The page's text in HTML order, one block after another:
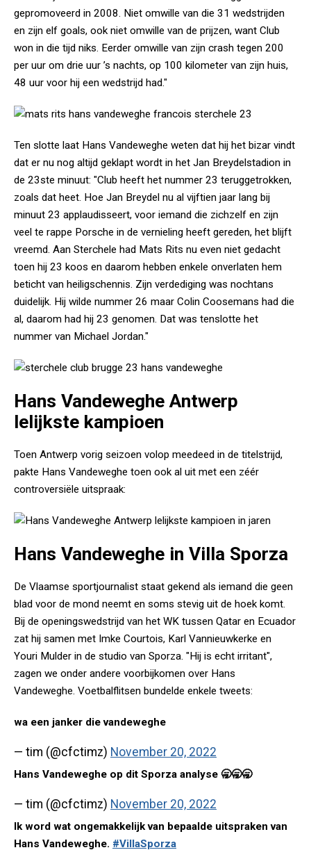
gepromoveerd in 2008. Niet omwille van die 31 wedstrijden
en zijn elf goals, ook niet omwille van de prijzen, want Club
won in die tijd niks. Eerder omwille van zijn crash tegen 200
per uur om drie uur ’s nachts, op 100 kilometer van zijn huis,
48 uur voor hij een wedstrijd had."
Ten slotte laat Hans Vandeweghe weten dat hij het bizar vindt
dat er nu nog altijd geklapt wordt in het Jan Breydelstadion in
de 23ste minuut: "Club heeft het nummer 23 teruggetrokken,
zoals dat heet. Hoe Jan Breydel nu al vijftien jaar lang bij
minuut 23 applaudisseert, voor iemand die zichzelf en zijn
veel te rappe Porsche in de vernieling heeft gereden, het blijft
vreemd. Aan Sterchele had Mats Rits nu even niet gedacht
toen hij 23 koos en daarom hebben enkele onverlaten hem
beticht van heiligschennis. Zijn verdediging was nochtans
duidelijk. Hij wilde nummer 26 maar Colin Coosemans had die
al, daarom had hij 23 genomen. Dat was tenslotte het
nummer van Michael Jordan."
Hans Vandeweghe Antwerp
lelijkste kampioen
Toen Antwerp vorig seizoen volop meedeed in de titelstrijd,
pakte Hans Vandeweghe toen ook al uit met een zéér
controversiële uitspraak:
Hans Vandeweghe in Villa Sporza
De Vlaamse sportjournalist staat gekend als iemand die geen
blad voor de mond neemt en soms stevig uit de hoek komt.
Bij de openingswedstrijd van het WK tussen Qatar en Ecuador
zat hij samen met Imke Courtois, Karl Vannieuwkerke en
Youri Mulder in de studio van Sporza. "Hij is echt irritant",
zagen we onder andere voorbijkomen over Hans
Vandeweghe. Voetbalflitsen bundelde enkele tweets:
wa een janker die vandeweghe
— tim (@cfctimz) November 20, 2022
Hans Vandeweghe op dit Sporza analyse 🥱🥱🥱
— tim (@cfctimz) November 20, 2022
Ik word wat ongemakkelijk van bepaalde uitspraken van
Hans Vandeweghe. #VillaSporza